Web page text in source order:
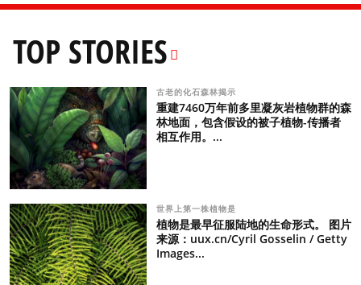
TOP STORIES
古老的化石森林揭示
重建7460万年前多里凝灰岩植物群的森
林地面，包含假设的被子植物-传播者
相互作用。...
世界上第一株植物是
植物是最早征服陆地的生命形式。 图片
来源：uux.cn/Cyril Gosselin / Getty
Images...